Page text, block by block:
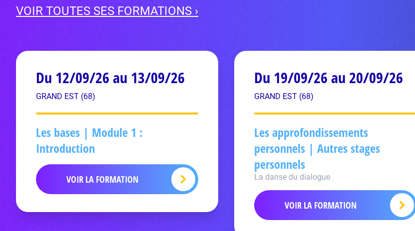
VOIR TOUTES SES FORMATIONS ›
Du 12/09/26 au 13/09/26
GRAND EST (68)
Les bases | Module 1 :
Introduction
VOIR LA FORMATION
Du 19/09/26 au 20/09/26
GRAND EST (68)
Les approfondissements
personnels | Autres stages
personnels
La danse du dialogue
VOIR LA FORMATION